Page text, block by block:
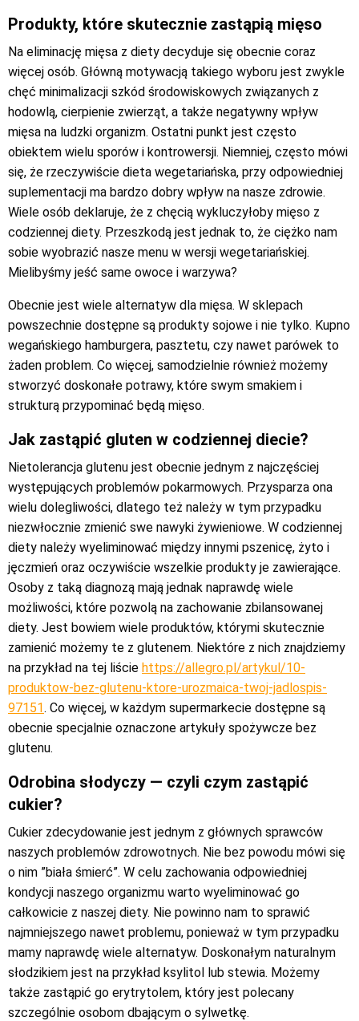
Produkty, które skutecznie zastąpią mięso
Na eliminację mięsa z diety decyduje się obecnie coraz
więcej osób. Główną motywacją takiego wyboru jest zwykle
chęć minimalizacji szkód środowiskowych związanych z
hodowlą, cierpienie zwierząt, a także negatywny wpływ
mięsa na ludzki organizm. Ostatni punkt jest często
obiektem wielu sporów i kontrowersji. Niemniej, często mówi
się, że rzeczywiście dieta wegetariańska, przy odpowiedniej
suplementacji ma bardzo dobry wpływ na nasze zdrowie.
Wiele osób deklaruje, że z chęcią wykluczyłoby mięso z
codziennej diety. Przeszkodą jest jednak to, że ciężko nam
sobie wyobrazić nasze menu w wersji wegetariańskiej.
Mielibyśmy jeść same owoce i warzywa?
Obecnie jest wiele alternatyw dla mięsa. W sklepach
powszechnie dostępne są produkty sojowe i nie tylko. Kupno
wegańskiego hamburgera, pasztetu, czy nawet parówek to
żaden problem. Co więcej, samodzielnie również możemy
stworzyć doskonałe potrawy, które swym smakiem i
strukturą przypominać będą mięso.
Jak zastąpić gluten w codziennej diecie?
Nietolerancja glutenu jest obecnie jednym z najczęściej
występujących problemów pokarmowych. Przysparza ona
wielu dolegliwości, dlatego też należy w tym przypadku
niezwłocznie zmienić swe nawyki żywieniowe. W codziennej
diety należy wyeliminować między innymi pszenicę, żyto i
jęczmień oraz oczywiście wszelkie produkty je zawierające.
Osoby z taką diagnozą mają jednak naprawdę wiele
możliwości, które pozwolą na zachowanie zbilansowanej
diety. Jest bowiem wiele produktów, którymi skutecznie
zamienić możemy te z glutenem. Niektóre z nich znajdziemy
na przykład na tej liście https://allegro.pl/artykul/10-
produktow-bez-glutenu-ktore-urozmaica-twoj-jadlospis-
97151. Co więcej, w każdym supermarkecie dostępne są
obecnie specjalnie oznaczone artykuły spożywcze bez
glutenu.
Odrobina słodyczy — czyli czym zastąpić
cukier?
Cukier zdecydowanie jest jednym z głównych sprawców
naszych problemów zdrowotnych. Nie bez powodu mówi się
o nim ”biała śmierć”. W celu zachowania odpowiedniej
kondycji naszego organizmu warto wyeliminować go
całkowicie z naszej diety. Nie powinno nam to sprawić
najmniejszego nawet problemu, ponieważ w tym przypadku
mamy naprawdę wiele alternatyw. Doskonałym naturalnym
słodzikiem jest na przykład ksylitol lub stewia. Możemy
także zastąpić go erytrytolem, który jest polecany
szczególnie osobom dbającym o sylwetkę.